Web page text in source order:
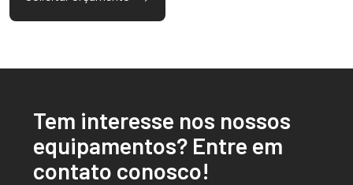
Tem interesse nos nossos
equipamentos? Entre em
contato conosco!